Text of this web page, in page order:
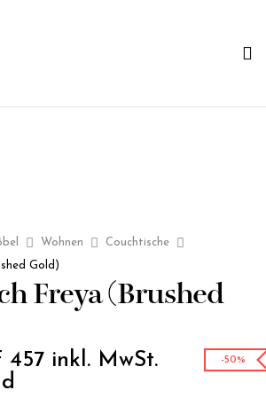
Wohnen
Couchtische
Gold)
Freya (Brushed
457 inkl. MwSt.
-50%